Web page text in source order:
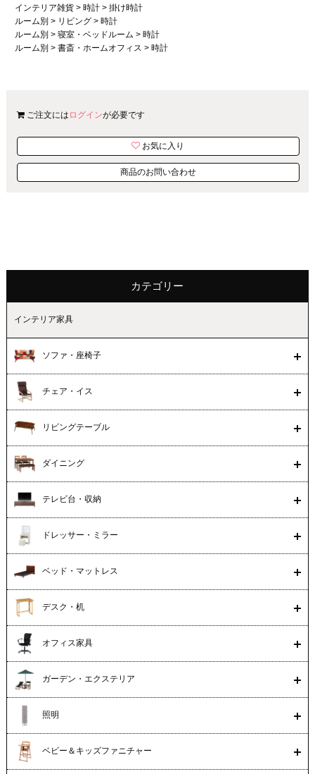
インテリア雑貨> 時計> 掛け時計
ルーム別 > リビング> 時計
ルーム別 > 寝室・ベッドルーム > 時計
ルーム別 > 書斎・ホームオフィス > 時計
ご注文には ログインが必要です
お気に入り
商品のお問い合わせ
カテゴリー
インテリア家具
ソファ・座椅子
チェア・イス
リビングテーブル
ダイニング
テレビ台・収納
ドレッサー・ミラー
ベッド・マットレス
デスク・机
オフィス家具
ガーデン・エクステリア
照明
ベビー＆キッズファニチャー